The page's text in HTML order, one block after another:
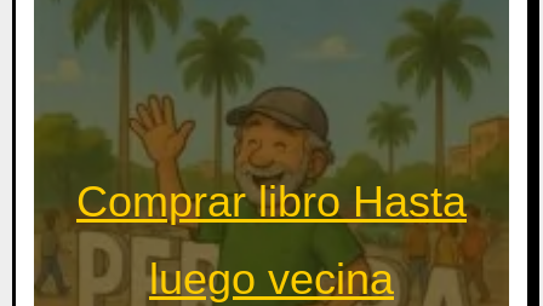
Comprar libro Hasta
luego vecina